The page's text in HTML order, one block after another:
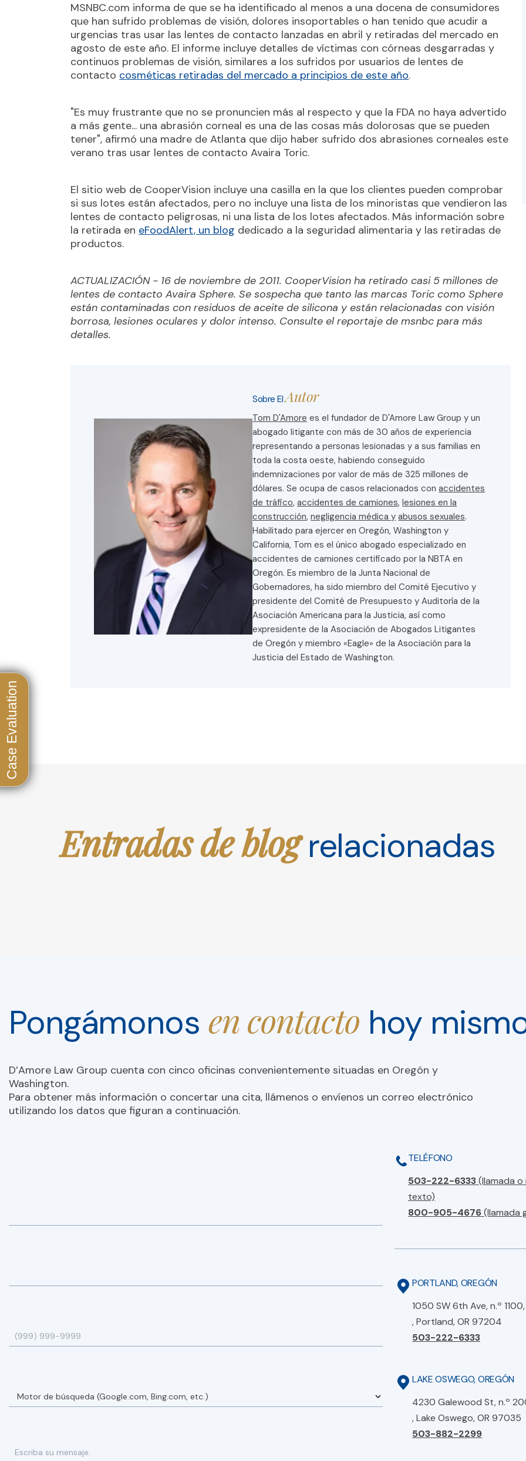
MSNBC.com informa de que se ha identificado al menos a una docena de consumidores
que han sufrido problemas de visión, dolores insoportables o han tenido que acudir a
urgencias tras usar las lentes de contacto lanzadas en abril y retiradas del mercado en
agosto de este año. El informe incluye detalles de víctimas con córneas desgarradas y
continuos problemas de visión, similares a los sufridos por usuarios de lentes de
contacto cosméticas retiradas del mercado a principios de este año.
"Es muy frustrante que no se pronuncien más al respecto y que la FDA no haya advertido
a más gente... una abrasión corneal es una de las cosas más dolorosas que se pueden
tener", afirmó una madre de Atlanta que dijo haber sufrido dos abrasiones corneales este
verano tras usar lentes de contacto Avaira Toric.
El sitio web de CooperVision incluye una casilla en la que los clientes pueden comprobar
si sus lotes están afectados, pero no incluye una lista de los minoristas que vendieron las
lentes de contacto peligrosas, ni una lista de los lotes afectados. Más información sobre
la retirada en eFoodAlert, un blog dedicado a la seguridad alimentaria y las retiradas de
productos.
ACTUALIZACIÓN - 16 de noviembre de 2011. CooperVision ha retirado casi 5 millones de
lentes de contacto Avaira Sphere. Se sospecha que tanto las marcas Toric como Sphere
están contaminadas con residuos de aceite de silicona y están relacionadas con visión
borrosa, lesiones oculares y dolor intenso. Consulte el reportaje de msnbc para más
detalles.
Sobre ElAutor
Tom D'Amore es el fundador de D'Amore Law Group y un
abogado litigante con más de 30 años de experiencia
representando a personas lesionadas y a sus familias en
toda la costa oeste, habiendo conseguido
indemnizaciones por valor de más de 325 millones de
dólares. Se ocupa de casos relacionados conaccidentes
de tráfico,accidentes de camiones,lesiones en la
construcción,negligencia médica y abusos sexuales.
Habilitado para ejercer en Oregón, Washington y
California, Tom es el único abogado especializado en
accidentes de camiones certificado por la NBTA en
Oregón. Es miembro de la Junta Nacional de
Gobernadores, ha sido miembro del Comité Ejecutivo y
presidente del Comité de Presupuesto y Auditoría de la
Asociación Americana para la Justicia, así como
expresidente de la Asociación de Abogados Litigantes
de Oregón y miembro «Eagle» de la Asociación para la
Justicia del Estado de Washington.
Entradas de blogrelacionadas
Pongámonos en contacto hoy
D’Amore Law Group cuenta con cinco oficinas convenientemente situadas en Oregón y
Washington.
Para obtener más información o concertar una cita, llámenos o envíenos un correo electrónico
utilizando los datos que figuran a continuación.
TELÉFONO
503-222-6333(llamada o
texto)
800-905-4676(llamada
PORTLAND, OREGÓN
1050 SW 6th Ave, n.º 1100,
, Portland, OR 97204
503-222-6333
LAKE OSWEGO, OREGÓN
4230 Galewood St, n.º
, Lake Oswego, OR 97035
503-882-2299